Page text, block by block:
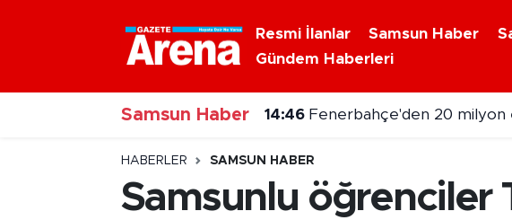
Resmi İlanlar Samsun Haber
Gündem Haberleri
Samsun Haber
14:46 Fenerbahçe'den 20 milyon
HABERLER SAMSUN HABER
Samsunlu öğrenciler
Nöbetçi Eczaneler
Hava Durumu
Samsun Namaz Vakitleri
Trafik Durumu